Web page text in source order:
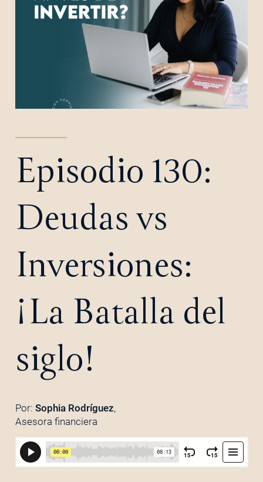
Episodio 130:
Deudas vs
Inversiones:
¡La Batalla del
siglo!
Por: Sophia Rodríguez,
Asesora financiera